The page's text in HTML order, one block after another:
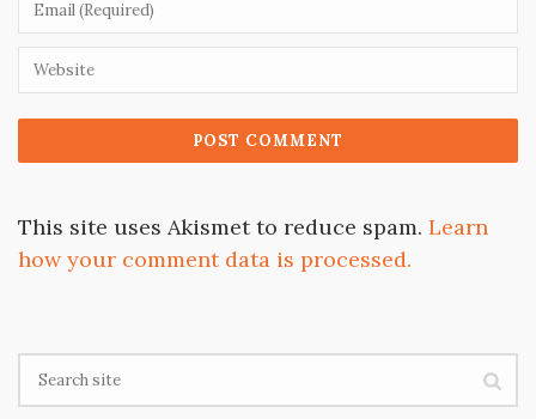
This site uses Akismet to reduce spam. Learn
how your comment data is processed.